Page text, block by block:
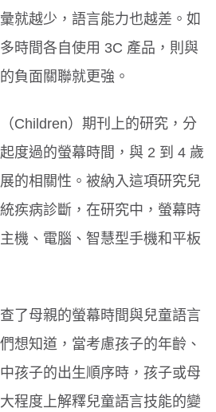
就越少，語言能力也越差。如
時間各自使用 3C 產品，則與
負面關聯就更強。
Children）期刊上的研究，分
度過的螢幕時間，與 2 到 4 歲
的相關性。被納入這項研究兒
疾病診斷，在研究中，螢幕時
機、電腦、智慧型手機和平板
了母親的螢幕時間與兒童語言
想知道，當考慮孩子的年齡、
孩子的出生順序時，孩子或母
程度上解釋兒童語言技能的變